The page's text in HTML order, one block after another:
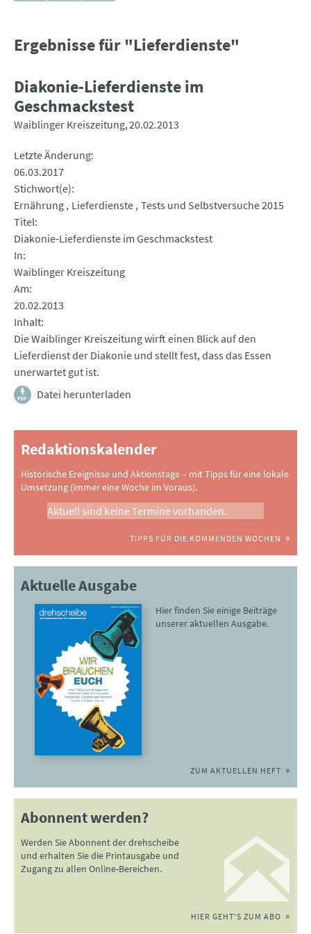
Ergebnisse für "Lieferdienste"
Diakonie-Lieferdienste im
Geschmackstest
Waiblinger Kreiszeitung 20.02.2013
Letzte Änderung
06.03.2017
Stichwort(e)
Ernährung Lieferdienste Tests und Selbstversuche 2015
Titel
Diakonie-Lieferdienste im Geschmackstest
In
Waiblinger Kreiszeitung
Am
20.02.2013
Inhalt
Die Waiblinger Kreiszeitung wirft einen Blick auf den
Lieferdienst der Diakonie und stellt fest, dass das Essen
unerwartet gut ist.
Datei herunterladen
Redaktionskalender
Historische Ereignisse und Aktionstage – mit Tipps für eine lokale
Umsetzung (immer eine Woche im Voraus).
Aktuell sind keine Termine vorhanden.
TIPPS FÜR DIE KOMMENDEN WOCHEN
Aktuelle Ausgabe
Hier finden Sie einige Beiträge
unserer aktuellen Ausgabe.
ZUM AKTUELLEN HEFT
Abonnent werden?
Werden Sie Abonnent der drehscheibe
und erhalten Sie die Printausgabe und
Zugang zu allen Online-Bereichen.
HIER GEHT'S ZUM ABO